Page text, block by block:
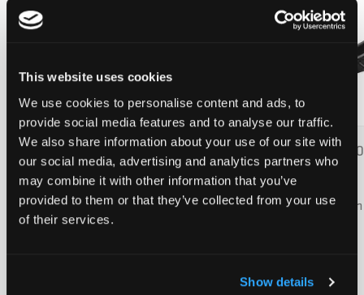
This website uses cookies
We use cookies to personalise content and ads, to
provide social media features and to analyse our traffic.
We also share information about your use of our site with
our social media, advertising and analytics partners who
may combine it with other information that you’ve
provided to them or that they’ve collected from your use
of their services.
Show details
Chilli Fork 3000 to 5000 Series - Spider
HIC 160mm - Gold
CHF 69.90
0 Bewertungen bisher
Chilli Fork
HIC 160mm -
CHF 69.90
0